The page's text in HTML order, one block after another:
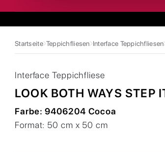
Startseite Teppichfliesen Interface Teppichfliesen
Interface Teppichfliese
LOOK BOTH WAYS STEP
Farbe:9406204 Cocoa
Format: 50 cm x 50 cm